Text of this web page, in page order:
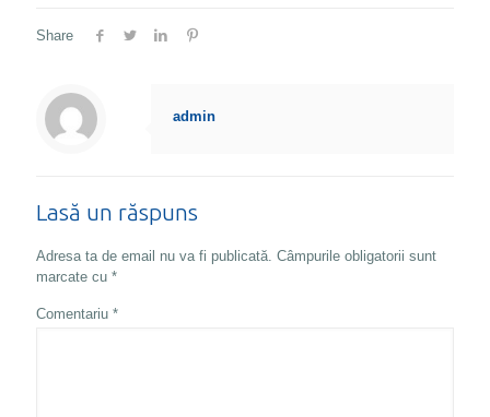
Share
admin
Lasă un răspuns
Adresa ta de email nu va fi publicată. Câmpurile obligatorii sunt
marcate cu *
Comentariu *